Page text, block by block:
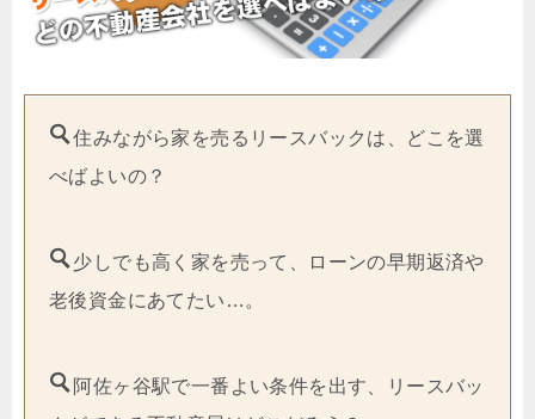
住みながら家を売るリースバックは、どこを選
べばよいの？
少しでも高く家を売って、ローンの早期返済や
老後資金にあてたい…。
阿佐ヶ谷駅で一番よい条件を出す、リースバッ